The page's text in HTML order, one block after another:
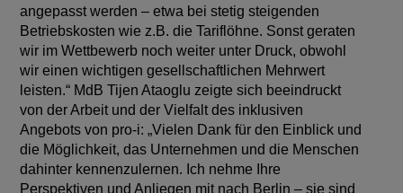
angepasst werden – etwa bei stetig steigenden
Betriebskosten wie z.B. die Tariflöhne. Sonst geraten
wir im Wettbewerb noch weiter unter Druck, obwohl
wir einen wichtigen gesellschaftlichen Mehrwert
leisten.“ MdB Tijen Ataoglu zeigte sich beeindruckt
von der Arbeit und der Vielfalt des inklusiven
Angebots von pro-i: „Vielen Dank für den Einblick und
die Möglichkeit, das Unternehmen und die Menschen
dahinter kennenzulernen. Ich nehme Ihre
Perspektiven und Anliegen mit nach Berlin – sie sind